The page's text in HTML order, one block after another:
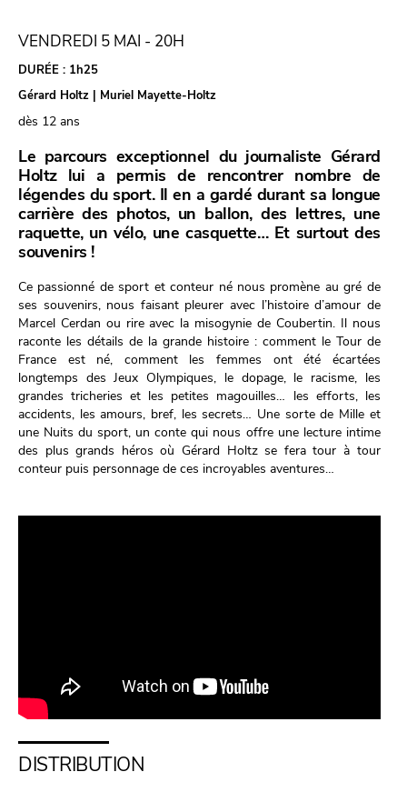
VENDREDI 5 MAI - 20H
DURÉE : 1h25
Gérard Holtz | Muriel Mayette-Holtz
dès 12 ans
Le parcours exceptionnel du journaliste Gérard
Holtz lui a permis de rencontrer nombre de
légendes du sport. Il en a gardé durant sa longue
carrière des photos, un ballon, des lettres, une
raquette, un vélo, une casquette… Et surtout des
souvenirs !
Ce passionné de sport et conteur né nous promène au gré de
ses souvenirs, nous faisant pleurer avec l’histoire d’amour de
Marcel Cerdan ou rire avec la misogynie de Coubertin. Il nous
raconte les détails de la grande histoire : comment le Tour de
France est né, comment les femmes ont été écartées
longtemps des Jeux Olympiques, le dopage, le racisme, les
grandes tricheries et les petites magouilles… les efforts, les
accidents, les amours, bref, les secrets… Une sorte de Mille et
une Nuits du sport, un conte qui nous offre une lecture intime
des plus grands héros où Gérard Holtz se fera tour à tour
conteur puis personnage de ces incroyables aventures…
DISTRIBUTION